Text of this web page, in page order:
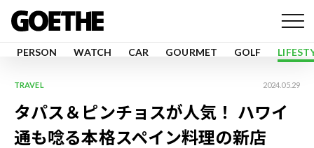
PERSON WATCH CAR GOURMET GOLF
TRAVEL 2024.05.29
タパス＆ピンチョスが人気！ ハワイ
通も唸る本格スペイン料理の新店